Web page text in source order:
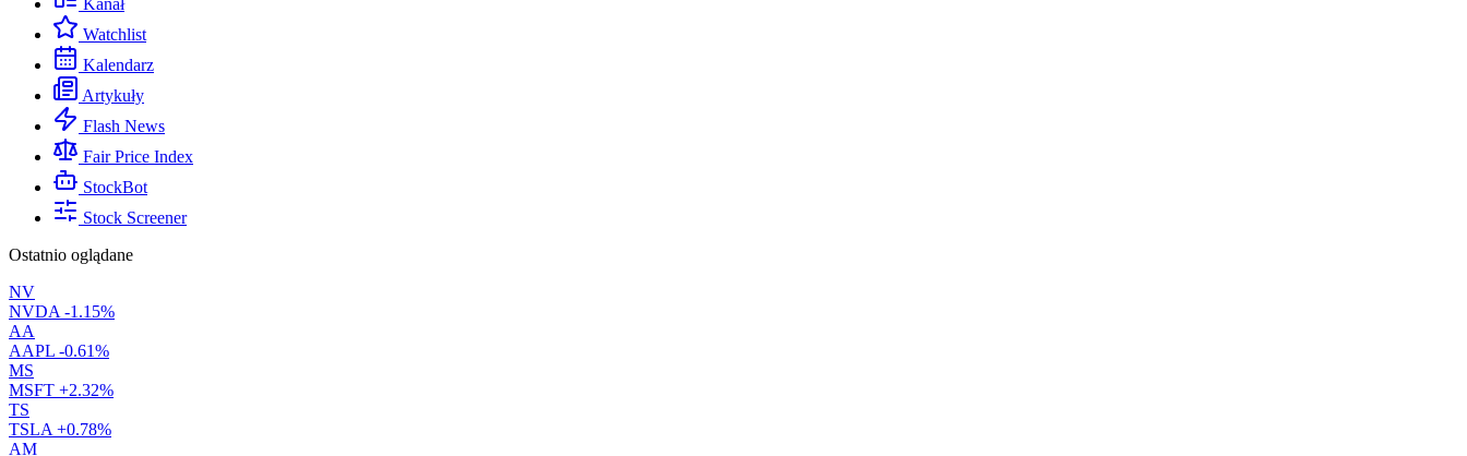
Kanał
Watchlist
Kalendarz
Artykuły
Flash News
Fair Price Index
StockBot
Stock Screener
Ostatnio oglądane
NV
NVDA -1.15%
AA
AAPL -0.61%
MS
MSFT +2.32%
TS
TSLA +0.78%
AM